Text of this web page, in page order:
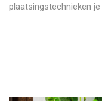
plaatsingstechnieken je